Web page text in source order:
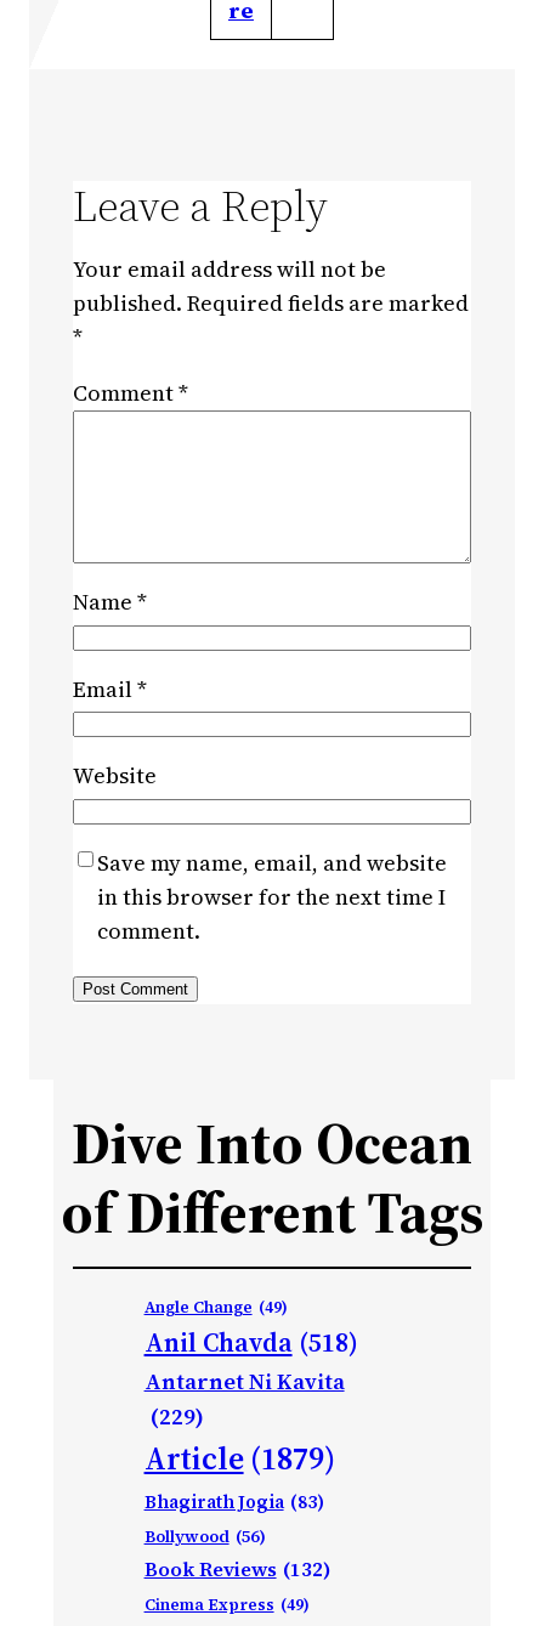
re
Leave a Reply
Your email address will not be
published. Required fields are marked
*
Comment*
Name *
Email*
Website
Save my name, email, and website
in this browser for the next time I
comment.
Dive Into Ocean
of Different Tags
Angle Change (49)
Anil Chavda (518)
Antarnet Ni Kavita
(229)
Article (1879)
Bhagirath Jogia (83)
Bollywood (56)
Book Reviews (132)
Cinema Express (49)